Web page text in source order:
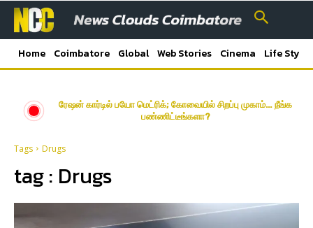
Home Coimbatore Global Web Stories Cinema Life Style
ரேஷன் கார்டில் பயோ மெட்ரிக்; கோவையில் சிறப்பு முகாம்… நீங்க
பண்ணிட்டீங்களா?
Tags Drugs
tag : Drugs